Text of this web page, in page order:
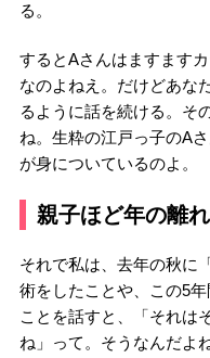
る。
するとAさんはますます
なのよねえ。だけどあな
るように話を続ける。そ
ね。生粋の江戸っ子のA
が身についているのよ。
親子ほど年の離
それで私は、去年の秋に
術をしたことや、この5
ことを話すと、「それは
ね」って。そうなんだよ